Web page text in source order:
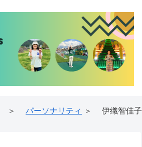
＞ パーソナリティ ＞ 伊織智佳子